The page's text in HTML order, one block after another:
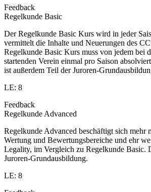
Feedback
Regelkunde Basic
Der Regelkunde Basic Kurs wird in jeder
vermittelt die Inhalte und Neuerungen des
Regelkunde Basic Kurs muss von jedem bei
startenden Verein einmal pro Saison
ist außerdem Teil der Juroren-
LE: 8
Feedback
Regelkunde Advanced
Regelkunde Advanced beschäftigt sich mehr
Wertung und Bewertungsbereiche und ehr
Legality, im Vergleich zu Regelkunde Basic.
Juroren-Grundausbildung.
LE: 8